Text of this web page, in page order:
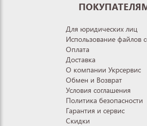
Для юридических лиц
Использование файлов
Оплата
Доставка
О компании Укрсервис
Обмен и Возврат
Условия соглашения
Политика безопасности
Гарантия и сервис
Скидки